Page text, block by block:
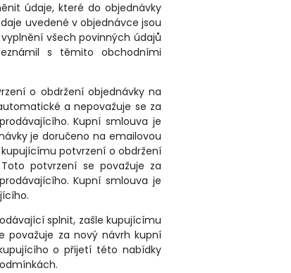
údaje, které do objednávky
uvedené v objednávce jsou
všech povinných údajů
s těmito obchodními
o obdržení objednávky na
a nepovažuje se za
Kupní smlouva je
je doručeno na emailovou
potvrzení o obdržení
potvrzení se považuje za
Kupní smlouva je
splnit, zašle kupujícímu
považuje za nový návrh kupní
o přijetí této nabídky